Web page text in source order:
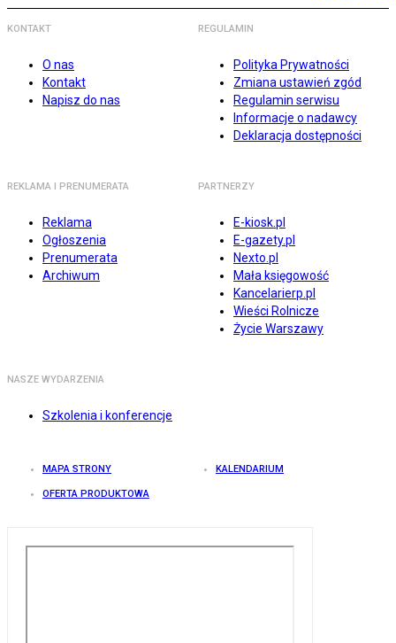
KONTAKT
O nas
Kontakt
Napisz do nas
REGULAMIN
Polityka Prywatności
Zmiana ustawień zgód
Regulamin serwisu
Informacje o nadawcy
Deklaracja dostępności
REKLAMA I PRENUMERATA
Reklama
Ogłoszenia
Prenumerata
Archiwum
PARTNERZY
E-kiosk.pl
E-gazety.pl
Nexto.pl
Mała księgowość
Kancelarierp.pl
Wieści Rolnicze
Życie Warszawy
NASZE WYDARZENIA
Szkolenia i konferencje
MAPA STRONY KALENDARIUM
OFERTA PRODUKTOWA